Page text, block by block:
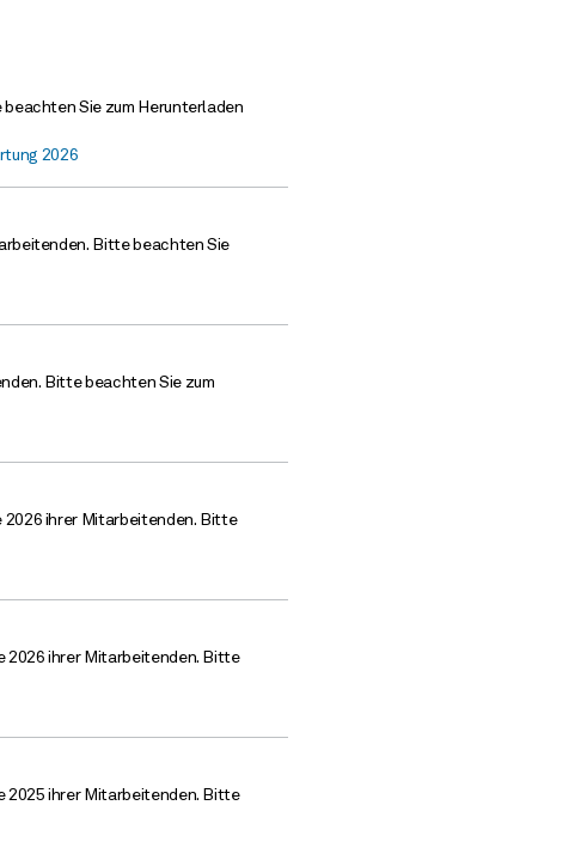
Sie zum Herunterladen
2026
Bitte beachten Sie
Bitte beachten Sie zum
2026 ihrer Mitarbeitenden. Bitte
2026 ihrer Mitarbeitenden. Bitte
2025 ihrer Mitarbeitenden. Bitte